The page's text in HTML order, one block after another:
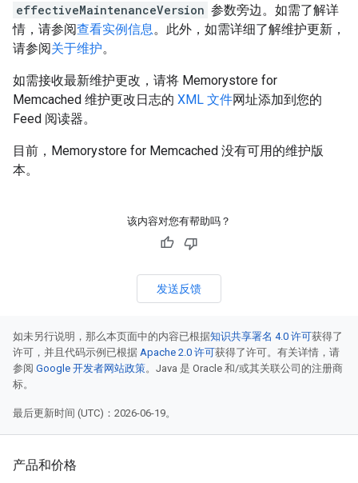
effectiveMaintenanceVersion 参数旁边。如需了解详
情，请参阅查看实例信息。此外，如需详细了解维护更新，
请参阅关于维护。
如需接收最新维护更改，请将 Memorystore for
Memcached 维护更改日志的 XML 文件网址添加到您的
Feed 阅读器。
目前，Memorystore for Memcached 没有可用的维护版
本。
该内容对您有帮助吗？
发送反馈
如未另行说明，那么本页面中的内容已根据知识共享署名 4.0 许可获得了
许可，并且代码示例已根据 Apache 2.0 许可获得了许可。有关详情，请
参阅 Google 开发者网站政策。Java 是 Oracle 和/或其关联公司的注册商
标。
最后更新时间 (UTC)：2026-06-19。
产品和价格